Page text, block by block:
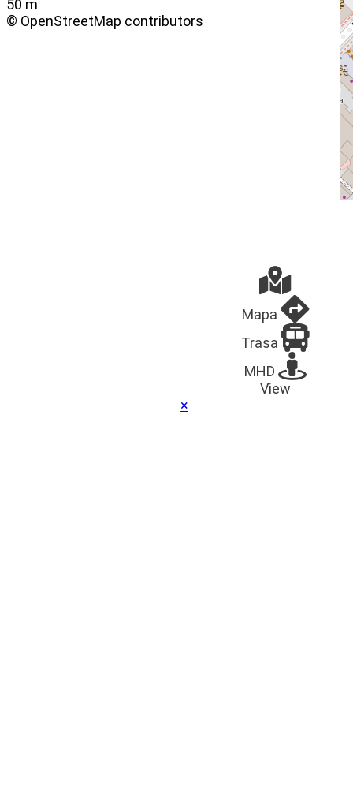
Mapa
Trasa
MHD
View
×
50 m
© OpenStreetMap contributors